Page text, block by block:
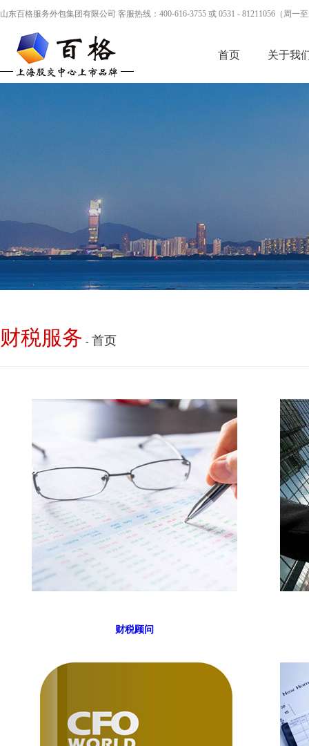
山东百格服务外包集团有限公司 客服热线：400-616-3755 或 0531 - 81211056（周一
首页 关于我
财税服务 - 首页
财税顾问